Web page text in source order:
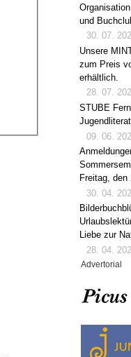
und
30. 07.
Unsere
zum Preis
erhältlich.
28. 07.
STUBE
09. 06.
Freitag,
30. 04.
Liebe zur
28. 04.
Advertorial